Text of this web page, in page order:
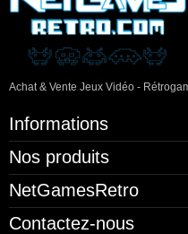
Achat & Vente Jeux Vidéo -
Informations
Nos produits
NetGamesRetro
Contactez-nous